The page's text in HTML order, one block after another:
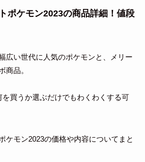
ポケモン2023の商品詳細！値段
広い世代に人気のポケモンと、メリー
商品。
買うか選ぶだけでもわくわくする可
ケモン2023の価格や内容についてまと